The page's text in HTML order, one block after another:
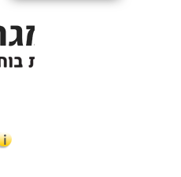
מוצרים ושרותים